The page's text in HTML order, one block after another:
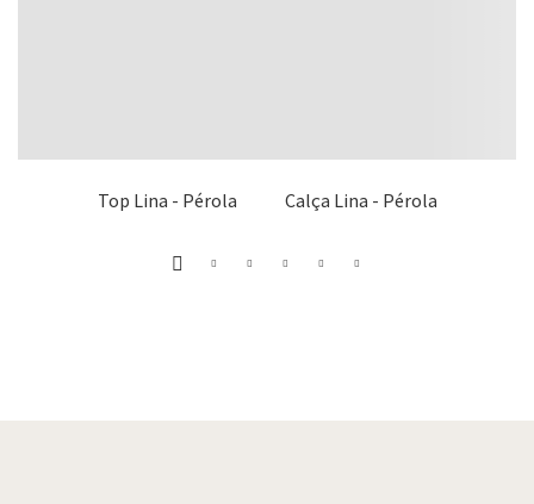
Top Lina - Pérola Calça Lina - Pérola